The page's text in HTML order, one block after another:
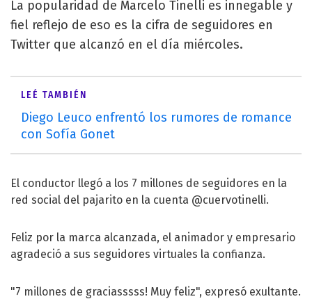
La popularidad de Marcelo Tinelli es innegable y
fiel reflejo de eso es la cifra de seguidores en
Twitter que alcanzó en el día miércoles.
LEÉ TAMBIÉN
Diego Leuco enfrentó los rumores de romance
con Sofía Gonet
El conductor llegó a los 7 millones de seguidores en la
red social del pajarito en la cuenta @cuervotinelli.
Feliz por la marca alcanzada, el animador y empresario
agradeció a sus seguidores virtuales la confianza.
"7 millones de graciasssss! Muy feliz", expresó exultante.